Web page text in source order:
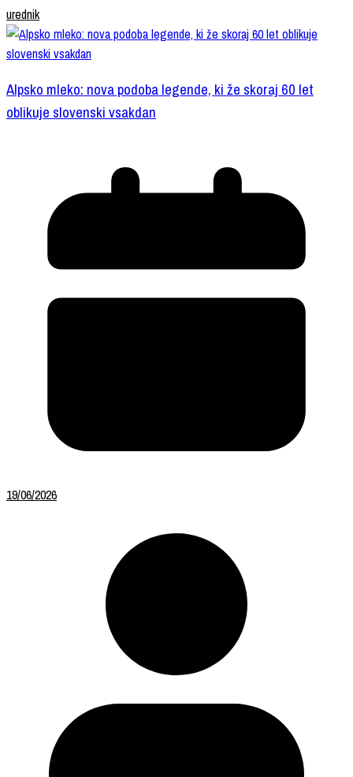
urednik
Alpsko mleko: nova podoba legende, ki že skoraj 60 let
oblikuje slovenski vsakdan
19/06/2026